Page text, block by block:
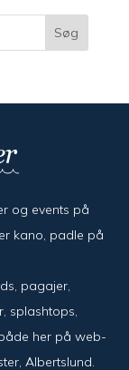
Søg
og events på
kano, padle på
pagajer,
splash­tops,
her på web­
Alberts­lund.